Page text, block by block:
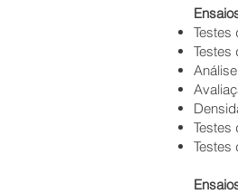
Testes
Testes
Testes
Testes